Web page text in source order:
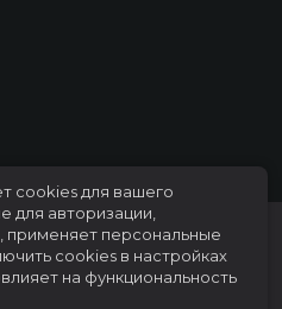
cookies для вашего
для авторизации,
применяет персональные
cookies в настройках
на функциональность